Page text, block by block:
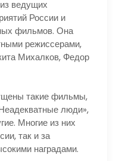
ведущих
России и
фильмов. Она
режиссерами,
Михалков, Федор
такие фильмы,
люди»,
Многие из них
так и за
наградами.